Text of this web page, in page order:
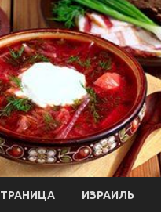
ИЗРАИЛЬ